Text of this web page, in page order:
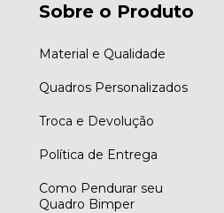
Sobre o Produto
Material e Qualidade
Quadros Personalizados
Troca e Devolução
Política de Entrega
Como Pendurar seu
Quadro Bimper